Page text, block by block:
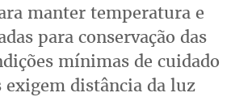
manter temperatura e
para conservação das
mínimas de cuidado
exigem distância da luz